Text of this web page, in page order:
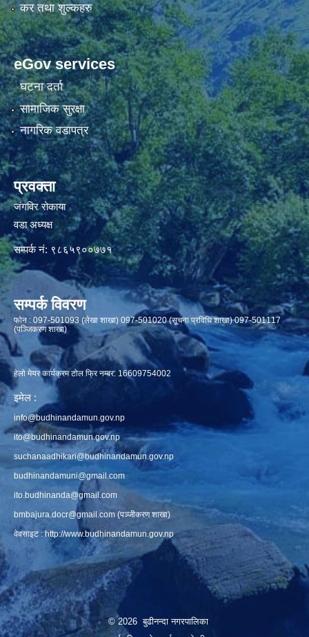
कर तथा शुल्कहरु
eGov services
घटना दर्ता
सामाजिक सुरक्षा
नागरिक वडापत्र
प्रवक्ता
जंगविर रोकाया
वडा अध्यक्ष
सम्पर्क नं: ९८६५९००७७१
सम्पर्क विवरण
फाेन : 097-501093 (लेखा शाखा) 097-501020 (सूचना प्रविधि शाखा) 097-501117
(पञ्जिकरण शाखा)
हेलो मेयर कार्यक्रम टोल फ्रि नम्बर: 16609754002
इमेल :
info@budhinandamun.gov.np
ito@budhinandamun.gov.np
suchanaadhikari@budhinandamun.gov.np
budhinandamuni@gmail.com
ito.budhinanda@gmail.com
bmbajura.docr@gmail.com (पञ्जीकरण शाखा)
वेवसाइट : http://www.budhinandamun.gov.np
© 2026 बुढीनन्दा नगरपालिका